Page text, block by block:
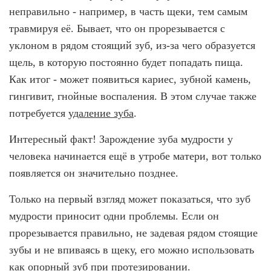
ПРОТЕЗИРОВАНИЕ
Функциональная диагностика
Металлокерамические коронки
Протезирование All-on-4
Съемные зубные протезы
Бюгельные протезы
Мостовидные протезы
УДАЛЕНИЕ ЗУБОВ
неправильно - например, в часть щеки, тем самым
травмируя её. Бывает, что он прорезывается с
уклоном в рядом стоящий зуб, из-за чего образуется
щель, в которую постоянно будет попадать пища.
Как итог - может появиться кариес, зубной камень,
гингивит, гнойные воспаления. В этом случае также
потребуется удаление зуба.
Интересный факт! Зарождение зуба мудрости у
человека начинается ещё в утробе матери, вот только
появляется он значительно позднее.
Только на первый взгляд может показаться, что зуб
мудрости приносит одни проблемы. Если он
прорезывается правильно, не задевая рядом стоящие
зубы и не впиваясь в щеку, его можно использовать
как опорный зуб при протезировании.